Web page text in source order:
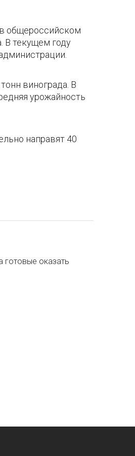
общероссийском
В текущем году
винограда. В
урожайность
направят 40
готовые оказать